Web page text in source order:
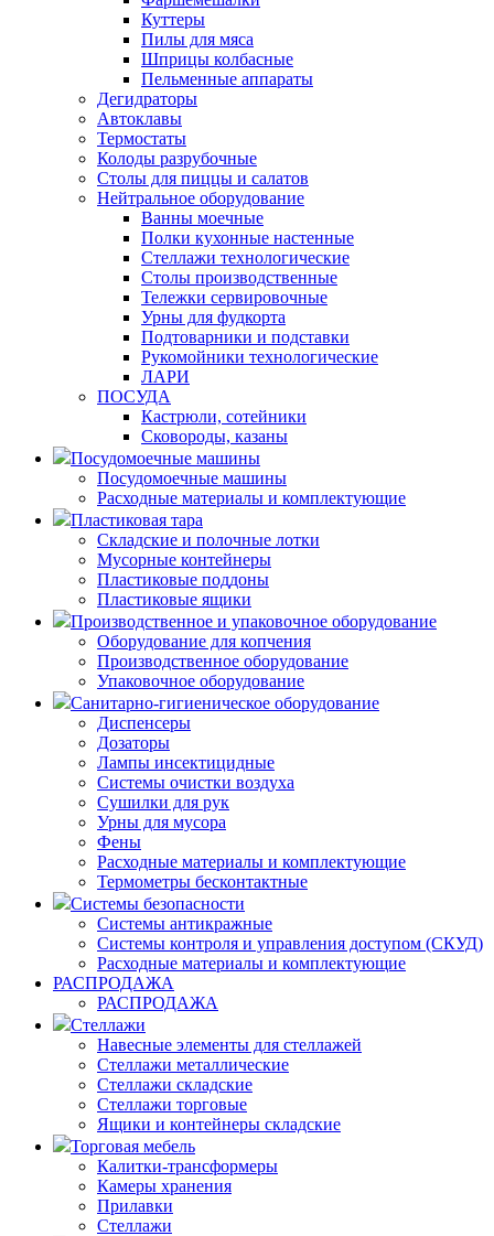
Куттеры
Пилы для мяса
Шприцы колбасные
Пельменные аппараты
Дегидраторы
Автоклавы
Термостаты
Колоды разрубочные
Столы для пиццы и салатов
Нейтральное оборудование
Ванны моечные
Полки кухонные настенные
Стеллажи технологические
Столы производственные
Тележки сервировочные
Урны для фудкорта
Подтоварники и подставки
Рукомойники технологические
ЛАРИ
ПОСУДА
Кастрюли, сотейники
Сковороды, казаны
Посудомоечные машины
Посудомоечные машины
Расходные материалы и комплектующие
Пластиковая тара
Складские и полочные лотки
Мусорные контейнеры
Пластиковые поддоны
Пластиковые ящики
Производственное и упаковочное оборудование
Оборудование для копчения
Производственное оборудование
Упаковочное оборудование
Санитарно-гигиеническое оборудование
Диспенсеры
Дозаторы
Лампы инсектицидные
Системы очистки воздуха
Сушилки для рук
Урны для мусора
Фены
Расходные материалы и комплектующие
Термометры бесконтактные
Системы безопасности
Системы антикражные
Системы контроля и управления доступом (СКУД)
Расходные материалы и комплектующие
РАСПРОДАЖА
РАСПРОДАЖА
Стеллажи
Навесные элементы для стеллажей
Стеллажи металлические
Стеллажи складские
Стеллажи торговые
Ящики и контейнеры складские
Торговая мебель
Калитки-трансформеры
Камеры хранения
Прилавки
Стеллажи